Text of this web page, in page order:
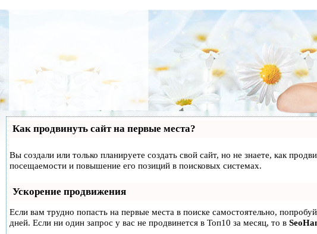
Как продвинуть сайт на первые места?
Вы создали или только планируете создать свой сайт, но не знаете, как
посещаемости и повышение его позиций в поисковых системах.
Ускорение продвижения
Если вам трудно попасть на первые места в поиске самостоятельно,
дней. Если ни один запрос у вас не продвинется в Топ10 за месяц, то в